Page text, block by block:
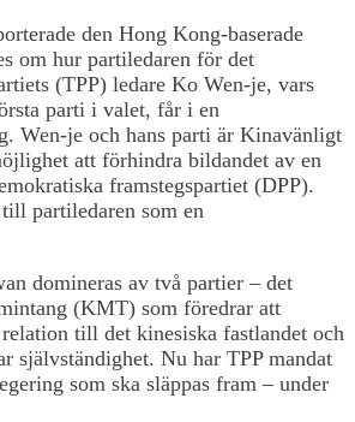
den Hong Kong-baserade
om hur partiledaren för det
(TPP) ledare Ko Wen-je, vars
parti i valet, får i en
Wen-je och hans parti är Kinavänligt
att förhindra bildandet av en
framstegspartiet (DPP).
partiledaren som en
domineras av två partier – det
(KMT) som föredrar att
till det kinesiska fastlandet och
självständighet. Nu har TPP mandat
som ska släppas fram – under